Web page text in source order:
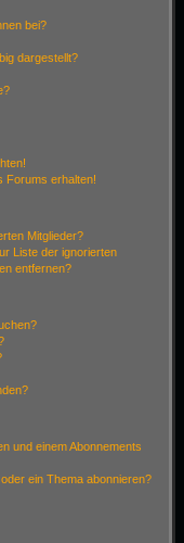
bei?
dargestellt?
Forums erhalten!
Mitglieder?
Liste der ignorierten
entfernen?
und einem Abonnements
ein Thema abonnieren?